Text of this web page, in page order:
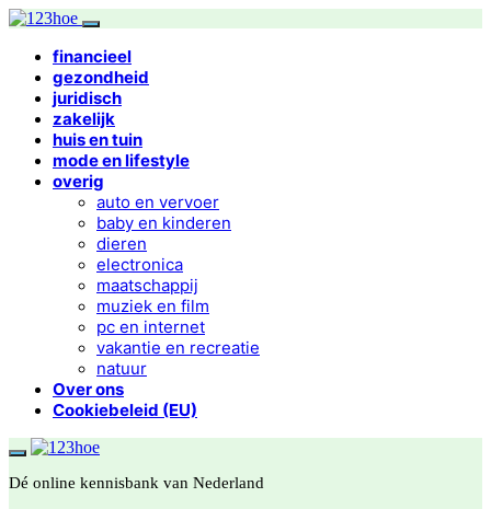
financieel
gezondheid
juridisch
zakelijk
huis en tuin
mode en lifestyle
overig
auto en vervoer
baby en kinderen
dieren
electronica
maatschappij
muziek en film
pc en internet
vakantie en recreatie
natuur
Over ons
Cookiebeleid (EU)
Dé online kennisbank van Nederland